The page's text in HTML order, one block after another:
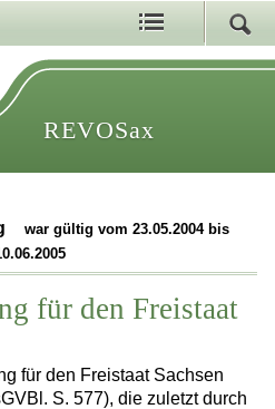
REVOSax
war gültig vom 23.05.2004 bis
für den Freistaat
für den Freistaat Sachsen
S. 577), die zuletzt durch